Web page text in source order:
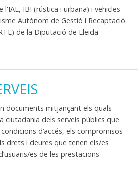
IBI (rústica i urbana) i vehicles
Autònom de Gestió i Recaptació
de la Diputació de Lleida
documents mitjançant els quals
ciutadania dels serveis públics que
d’accés, els compromisos
drets i deures que tenen els/es
es de les prestacions